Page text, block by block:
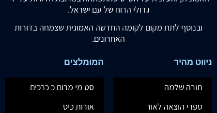
גדולי הרוח של עם ישראל.
ובנוסף לתת מקום לקומה החדשה האמונית שצמחה בדורות
האחרונים.
ניווט מהיר
תורה שלמה
ספרי הוצאה לאור
המומלצים
סט מי מרום כ כרכים
אורות כיס